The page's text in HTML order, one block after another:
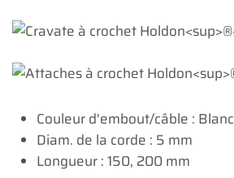
Couleur d'embout/câble : Blanc
Diam. de la corde : 5 mm
Longueur : 150, 200 mm